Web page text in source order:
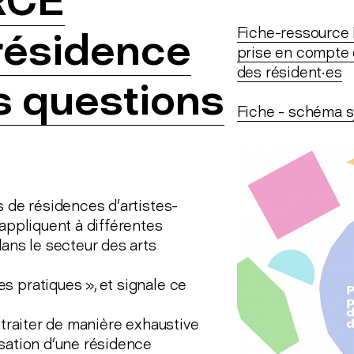
questions
résidences d’artistes-
à différentes
le secteur des arts
pratiques », et signale ce
de manière exhaustive
d’une résidence
Fiche-ressource
prise en compte
des résident·es
Fiche - schéma